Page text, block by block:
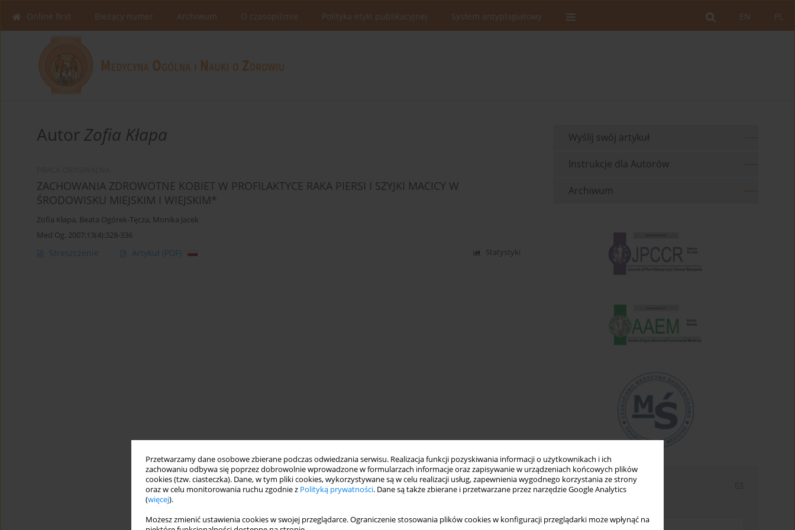
Przetwarzamy dane osobowe zbierane podczas odwiedzania serwisu. Realizacja funkcji pozyskiwania informacji o użytkownikach i ich
zachowaniu odbywa się poprzez dobrowolnie wprowadzone w formularzach informacje oraz zapisywanie w urządzeniach końcowych plików
cookies (tzw. ciasteczka). Dane, w tym pliki cookies, wykorzystywane są w celu realizacji usług, zapewnienia wygodnego korzystania ze strony
oraz w celu monitorowania ruchu zgodnie z Polityką prywatności. Dane są także zbierane i przetwarzane przez narzędzie Google Analytics
(więcej).
Możesz zmienić ustawienia cookies w swojej przeglądarce. Ograniczenie stosowania plików cookies w konfiguracji przeglądarki może wpłynąć na
PL
EN
Online first Bieżący numer Archiwum O czasopiśmie Polityka etyki publikacyjnej System antyplagiatowy
AutorZofia Kłapa
ZACHOWANIA ZDROWOTNE KOBIET W PROFILAKTYCE RAKA PIERSI I SZYJKI MACICY W
ŚRODOWISKU MIEJSKIM I WIEJSKIM*
Zofia Kłapa, Beata Ogórek-Tęcza, Monika Jacek
Med Og. 2007;13(4):328-336
Streszczenie Artykuł (PDF) Statystyki
Wyślij swój artykuł
Instrukcje dla Autorów
Archiwum
Newsletter